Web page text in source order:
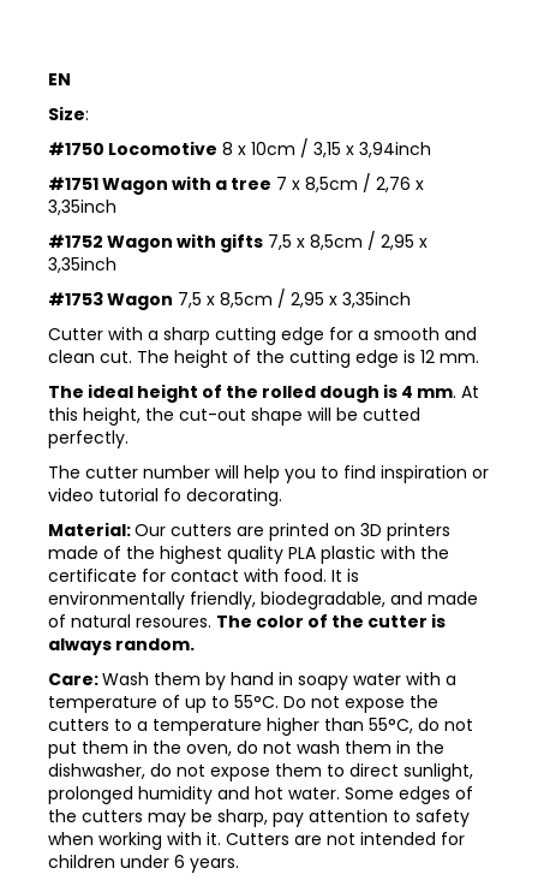
EN
Size:
#1750 Locomotive 8 x 10cm / 3,15 x 3,94inch
#1751 Wagon with a tree 7 x 8,5cm / 2,76 x
3,35inch
#1752 Wagon with gifts 7,5 x 8,5cm / 2,95 x
3,35inch
#1753 Wagon 7,5 x 8,5cm / 2,95 x 3,35inch
Cutter with a sharp cutting edge for a smooth and
clean cut. The height of the cutting edge is 12 mm.
The ideal height of the rolled dough is 4 mm. At
this height, the cut-out shape will be cutted
perfectly.
The cutter number will help you to find inspiration or
video tutorial fo decorating.
Material:Our cutters are printed on 3D printers
made of the highest quality PLA plastic with the
certificate for contact with food. It is
environmentally friendly, biodegradable, and made
of natural resoures. The color of the cutter is
always random.
Care:Wash them by hand in soapy water with a
temperature of up to 55°C. Do not expose the
cutters to a temperature higher than 55°C, do not
put them in the oven, do not wash them in the
dishwasher, do not expose them to direct sunlight,
prolonged humidity and hot water. Some edges of
the cutters may be sharp, pay attention to safety
when working with it. Cutters are not intended for
children under 6 years.